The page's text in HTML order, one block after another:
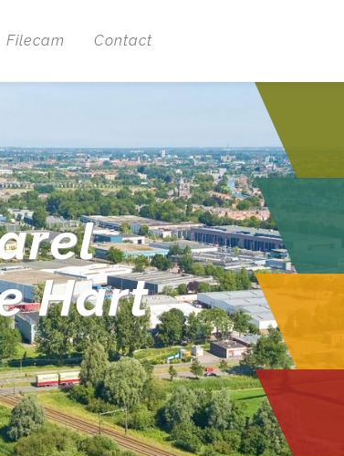
Filecam Contact
Hart